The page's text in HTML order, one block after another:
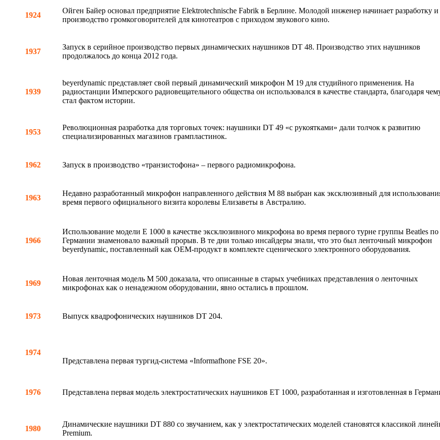
1924
Ойген Байер основал предприятие Elektrotechnische Fabrik в Берлине. Молодой инженер начинает разработку и
производство громкоговорителей для кинотеатров с приходом звукового кино.
1937
Запуск в серийное производство первых динамических наушников DT 48. Производство этих наушников
продолжалось до конца 2012 года.
1939
beyerdynamic представляет свой первый динамический микрофон M 19 для студийного применения. На
радиостанции Имперского радиовещательного общества он использовался в качестве стандарта, благодаря
стал фактом истории.
1953
Революционная разработка для торговых точек: наушники DT 49 «с рукоятками» дали толчок к развитию
специализированных магазинов грампластинок.
1962 Запуск в производство «транзистофона» – первого радиомикрофона.
1963
Недавно разработанный микрофон направленного действия M 88 выбран как эксклюзивный для
время первого официального визита королевы Елизаветы в Австралию.
1966
Использование модели E 1000 в качестве эксклюзивного микрофона во время первого турне группы Beatles по
Германии знаменовало важный прорыв. В те дни только инсайдеры знали, что это был ленточный микрофон
beyerdynamic, поставленный как OEM-продукт в комплекте сценического электронного оборудования.
1969
Новая ленточная модель M 500 доказала, что описанные в старых учебниках представления о ленточных
микрофонах как о ненадежном оборудовании, явно остались в прошлом.
1973 Выпуск квадрофонических наушников DT 204.
1974
Представлена первая тургид-система «Informafhone FSE 20».
1976 Представлена первая модель электростатических наушников ET 1000, разработанная и изготовленная в
1980
Динамические наушники DT 880 со звучанием, как у электростатических моделей становятся классикой
Premium.